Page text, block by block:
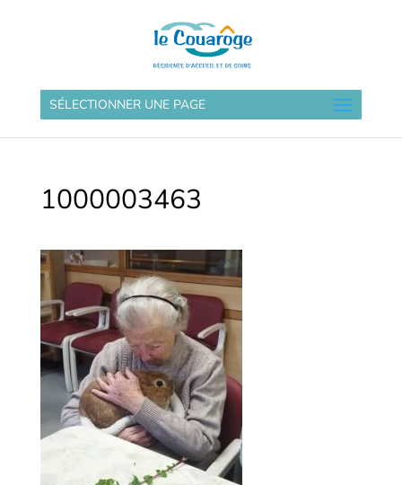
SÉLECTIONNER UNE PAGE
1000003463